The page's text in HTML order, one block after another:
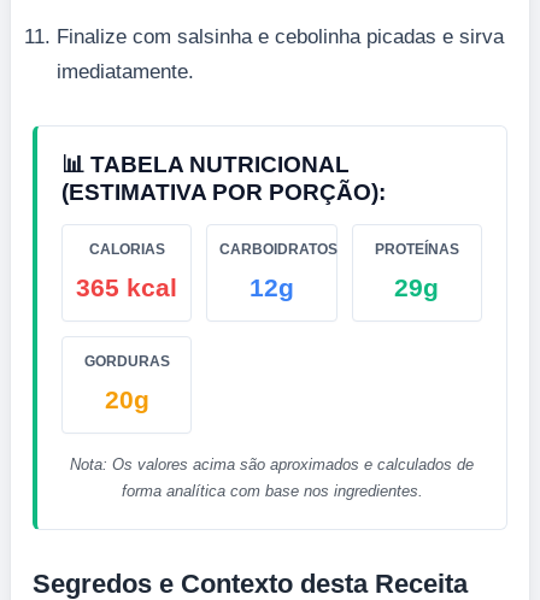
Finalize com salsinha e cebolinha picadas e sirva
imediatamente.
📊 TABELA NUTRICIONAL
(ESTIMATIVA POR PORÇÃO):
CALORIAS
365 kcal
CARBOIDRATOS
12g
PROTEÍNAS
29g
GORDURAS
20g
Nota: Os valores acima são aproximados e calculados de
forma analítica com base nos ingredientes.
Segredos e Contexto desta Receita